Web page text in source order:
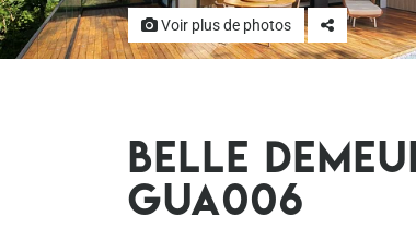
Voir plus de photos
Belle
Gua006